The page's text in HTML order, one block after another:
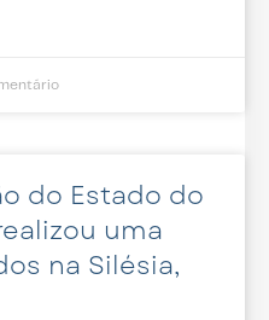
do Estado do
uma
na Silésia,